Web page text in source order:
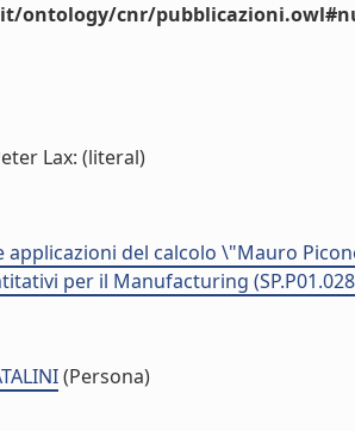
ontology/cnr/
Lax: (literal)
del calcolo \"Mauro
per il Manufacturing
(Persona)